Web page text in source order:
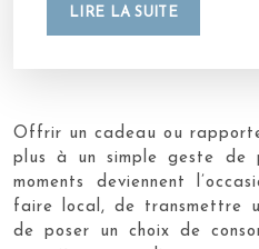
LIRE LA SUITE
Offrir un cadeau ou
plus à un simple geste de
moments deviennent
faire local, de transmettre
de poser un choix de